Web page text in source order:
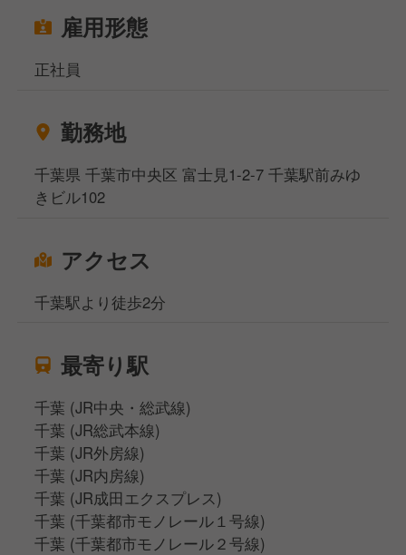
STEP 2：専門性を磨く 接客なら「おもてなしの所
作」、調理なら「包丁技術や火入れ」など、着実にで
きることを増やしていきます。
たら、売上管理、シフト作成、後輩の育成など、店
長・料理長としてのスキルを磨いていきましょう。
雇用形態
正社員
勤務地
千葉県 千葉市中央区 富士見1-2-7 千葉駅前みゆ
きビル102
アクセス
千葉駅より徒歩2分
最寄り駅
千葉 (JR中央・総武線)
千葉 (JR総武本線)
千葉 (JR外房線)
千葉 (JR内房線)
千葉 (JR成田エクスプレス)
千葉 (千葉都市モノレール１号線)
千葉 (千葉都市モノレール２号線)